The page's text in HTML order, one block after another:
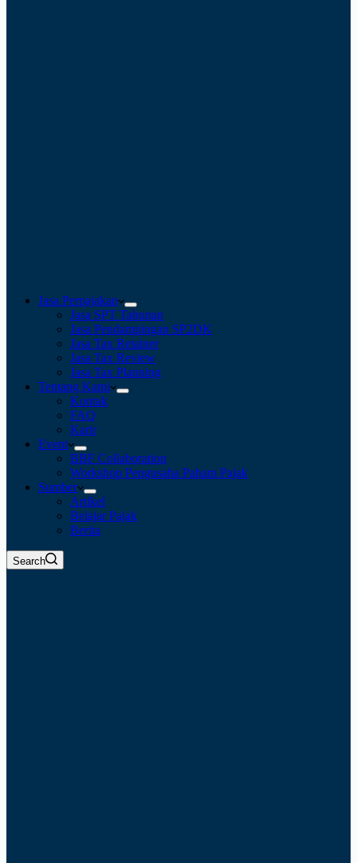
Jasa Perpajakan
Jasa SPT Tahunan
Jasa Pendampingan SP2DK
Jasa Tax Retainer
Jasa Tax Review
Jasa Tax Planning
Tentang Kami
Kontak
FAQ
Karir
Event
BBF Collaboration
Workshop Pengusaha Paham Pajak
Sumber
Artikel
Belajar Pajak
Berita
Search